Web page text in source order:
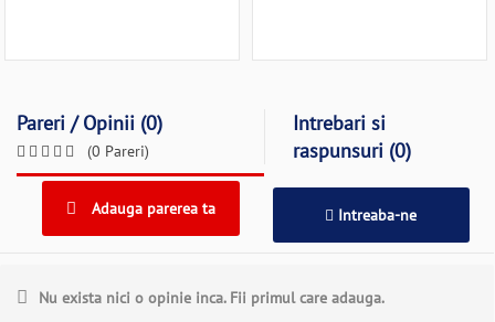
Pareri / Opinii (0)
(0 Pareri)
Intrebari si
raspunsuri (0)
Adauga parerea ta Intreaba-ne
Nu exista nici o opinie inca. Fii primul care adauga.